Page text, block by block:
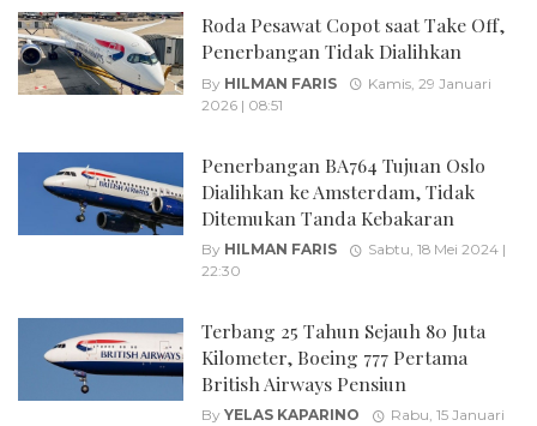
Roda Pesawat Copot saat Take Off,
Penerbangan Tidak Dialihkan
By HILMAN FARIS
Kamis, 29 Januari
2026 | 08:51
Penerbangan BA764 Tujuan Oslo
Dialihkan ke Amsterdam, Tidak
Ditemukan Tanda Kebakaran
By HILMAN FARIS
Sabtu, 18 Mei 2024 |
22:30
Terbang 25 Tahun Sejauh 80 Juta
Kilometer, Boeing 777 Pertama
British Airways Pensiun
By YELAS KAPARINO
Rabu, 15 Januari